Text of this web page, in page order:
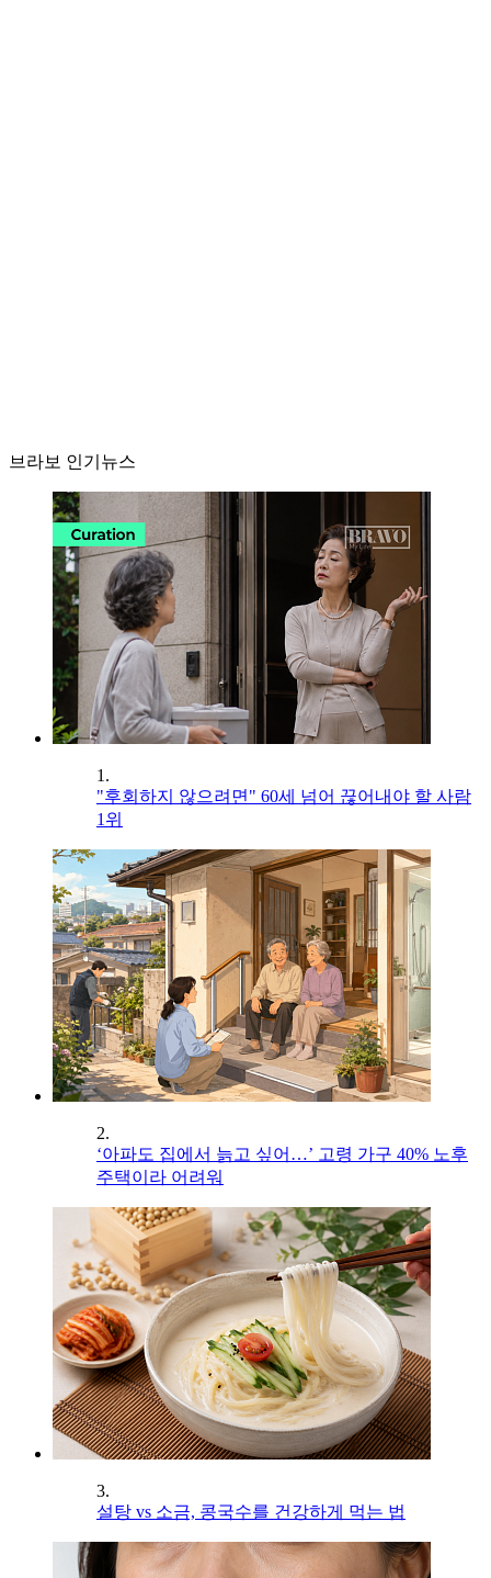
브라보 인기뉴스
1.
"후회하지 않으려면" 60세 넘어 끊어내야 할 사람
1위
2.
‘아파도 집에서 늙고 싶어…’ 고령 가구 40% 노후
주택이라 어려워
3.
설탕 vs 소금, 콩국수를 건강하게 먹는 법